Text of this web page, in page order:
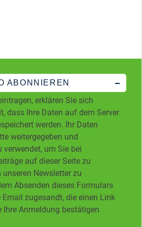
ABONNIEREN
erklären Sie sich
dass Ihre Daten auf dem Server
werden. Ihr Daten
weitergegeben und
um Sie bei
auf dieser Seite zu
Newsletter zu
Absenden dieses Formulars
Email zugesandt, die einen Link
Ihre Anmeldung bestätigen